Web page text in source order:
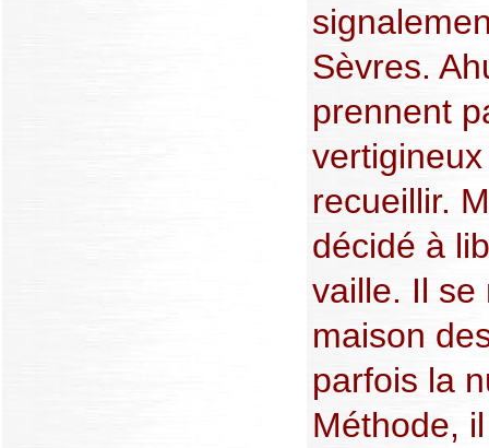
Sèvres.
prennent
recueillir.
décidé à
vaille. Il se
maison
parfois la
Méthode,